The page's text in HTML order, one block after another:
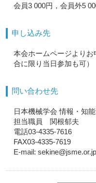
会員3 000円，会員外5
申し込み先
本会ホームページより
合に限り当日参加も可）
問い合わせ先
日本機械学会 情報・知
担当職員 関根郁夫
電話03-4335-7616
FAX03-4335-7619
E-mail: sekine@jsme.or.jp